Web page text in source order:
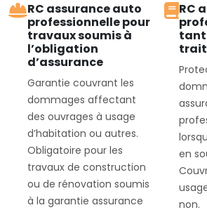
RC assurance auto
professionnelle pour
travaux soumis à
l’obligation
d’assurance
Garantie couvrant les
dommages affectant
des ouvrages à usage
d’habitation ou autres.
Obligatoire pour les
travaux de construction
ou de rénovation soumis
à la garantie assurance
RC
tant
en
non.